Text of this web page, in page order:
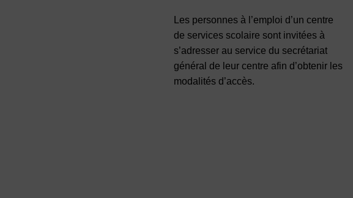
Les personnes à l’emploi d’un centre
de services scolaire sont invitées à
s’adresser au service du secrétariat
général de leur centre afin d’obtenir les
modalités d’accès.